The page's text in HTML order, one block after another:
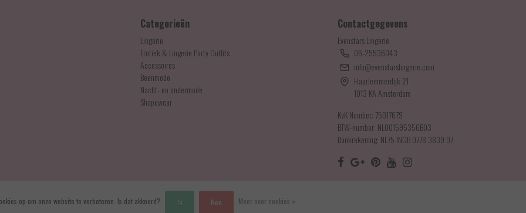
Categorieën
Lingerie
Erotiek & Lingerie Party Outfits
Accessoires
Beenmode
Nacht- en ondermode
Shapewear
Contactgegevens
Evenstars Lingerie
06-25536043
info@evenstarslingerie.com
Haarlemmerdijk 21
1013 KA Amsterdam
KvK Number: 75017679
BTW-number: NL001595356B03
Bankrekening: NL75 INGB 0778 3839 97
op om onze website te verbeteren. Is dat akkoord? Ja Nee Meer over cookies »